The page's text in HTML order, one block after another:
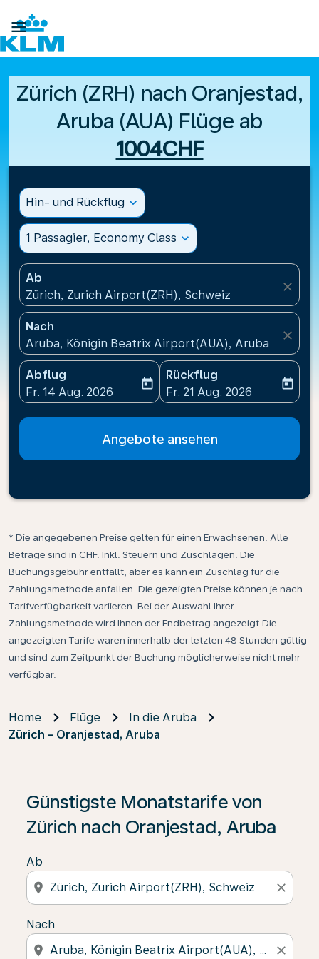

Zürich (ZRH) nach Oranjestad,
Aruba (AUA) Flüge ab
1004CHF
Hin- und Rückflug expand_more
1 Passagier, Economy Class expand_more
Ab
Zürich, Zurich Airport(ZRH), Schweiz
close
Nach
Aruba, Königin Beatrix Airport(AUA), Aruba
close
Abflug
fc-booking-departure-date-aria-label
Fr. 14 Aug. 2026
today
Rückflug
fc-booking-return-date-
Fr. 21 Aug. 2026
today
Angebote ansehen
* Die angegebenen Preise gelten für einen Erwachsenen. Alle
Beträge sind in CHF. Inkl. Steuern und Zuschlägen. Die
Buchungsgebühr entfällt, aber es kann ein Zuschlag für die
Zahlungsmethode anfallen. Die gezeigten Preise können je nach
Tarifverfügbarkeit variieren. Bei der Auswahl Ihrer
Zahlungsmethode wird Ihnen der Endbetrag angezeigt.Die
angezeigten Tarife waren innerhalb der letzten 48 Stunden gültig
und sind zum Zeitpunkt der Buchung möglicherweise nicht mehr
verfügbar.
Home Flüge
In die Aruba
Zürich - Oranjestad, Aruba
Günstigste Monatstarife von
Zürich nach Oranjestad, Aruba
Ab
location_on close
Nach
location_on close